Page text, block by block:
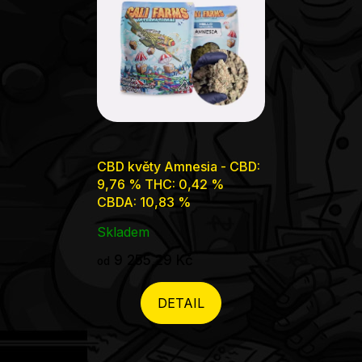
CBD květy Amnesia - CBD:
9,76 % THC: 0,42 %
CBDA: 10,83 %
Skladem
DETAIL